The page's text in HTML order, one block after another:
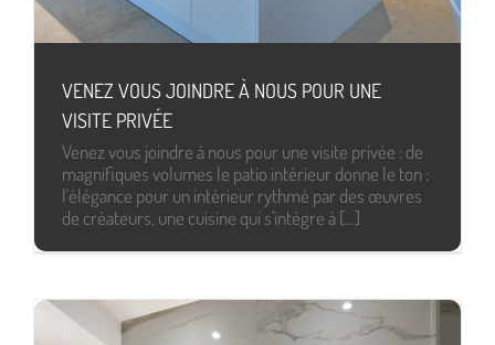
VENEZ VOUS JOINDRE À NOUS POUR UNE
VISITE PRIVÉE
Venez vous joindre à nous pour une visite privée : de
magnifiques volumes le patio intérieur donne le ton :
l'élégance pour un intérieur rythmé par des œuvres
de créateurs, une cuisine qui s'intègre à [...]